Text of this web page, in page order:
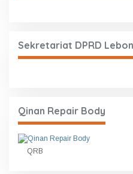
Sekretariat DPRD
Qinan Repair Body
QRB